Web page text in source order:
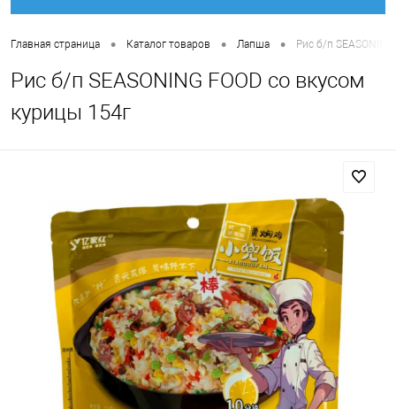
Главная страница • Каталог товаров • Лапша • Рис б/п
Рис б/п SEASONING FOOD со вкусом
курицы 154г